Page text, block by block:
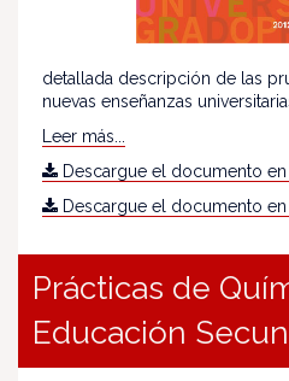
detallada descripción de las
nuevas enseñanzas
Leer más...
Descargue el documento
Descargue el documento en
Prácticas de
Educación